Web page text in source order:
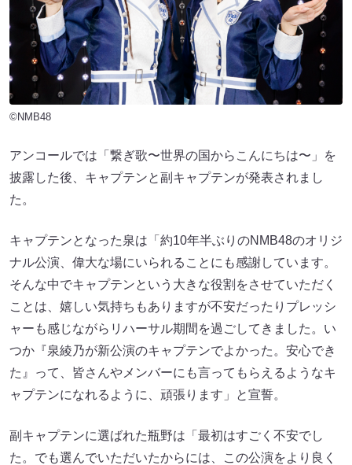
©NMB48
アンコールでは「繋ぎ歌〜世界の国からこんにちは〜」を
披露した後、キャプテンと副キャプテンが発表されまし
た。
キャプテンとなった泉は「約10年半ぶりのNMB48のオリジ
ナル公演、偉大な場にいられることにも感謝しています。
そんな中でキャプテンという大きな役割をさせていただく
ことは、嬉しい気持ちもありますが不安だったりプレッシ
ャーも感じながらリハーサル期間を過ごしてきました。い
つか『泉綾乃が新公演のキャプテンでよかった。安心でき
た』って、皆さんやメンバーにも言ってもらえるようなキ
ャプテンになれるように、頑張ります」と宣誓。
副キャプテンに選ばれた瓶野は「最初はすごく不安でし
た。でも選んでいただいたからには、この公演をより良く